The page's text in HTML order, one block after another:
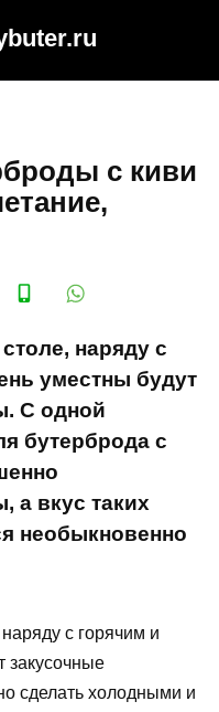
с киви
наряду с
уместны будут
С одной
бутерброда с
а вкус таких
необыкновенно
с горячим и
закусочные
сделать холодными и